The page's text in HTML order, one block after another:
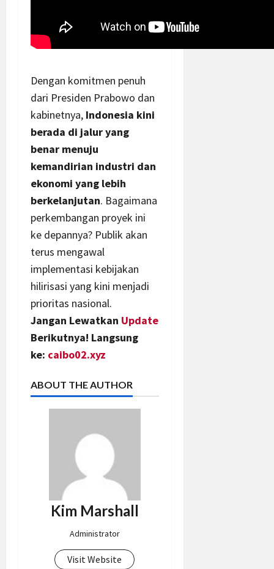
Dengan komitmen penuh
dari Presiden Prabowo dan
kabinetnya, Indonesia kini
berada di jalur yang
benar menuju
kemandirian industri dan
ekonomi yang lebih
berkelanjutan. Bagaimana
perkembangan proyek ini
ke depannya? Publik akan
terus mengawal
implementasi kebijakan
hilirisasi yang kini menjadi
prioritas nasional.
Jangan Lewatkan Update
Berikutnya! Langsung
ke: caibo02.xyz
ABOUT THE AUTHOR
Kim Marshall
Administrator
Visit Website